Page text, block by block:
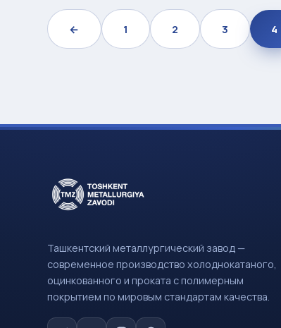
← 1 2 3 4
Ташкентский металлургический завод —
современное производство холоднокатаного,
оцинкованного и проката с полимерным
покрытием по мировым стандартам качества.